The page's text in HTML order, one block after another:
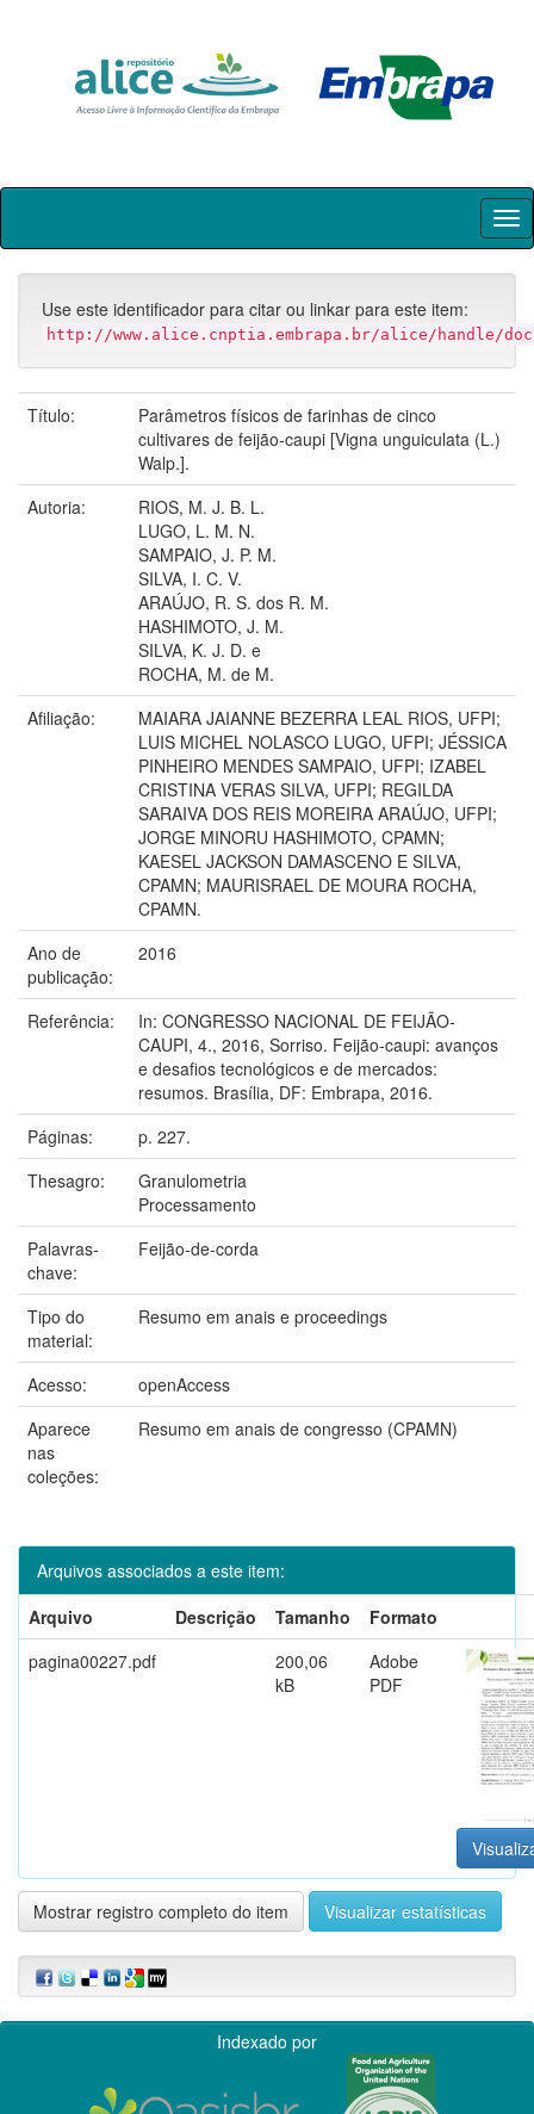
Skip
Use este identificador para citar ou linkar para este item:
http://www.alice.cnptia.embrapa.br/alice/handle/doc/
Título:
Parâmetros físicos de farinhas de cinco
cultivares de feijão-caupi [Vigna unguiculata (L.)
Walp.].
Autoria:
RIOS, M. J. B. L.
LUGO, L. M. N.
SAMPAIO, J. P. M.
SILVA, I. C. V.
ARAÚJO, R. S. dos R. M.
HASHIMOTO, J. M.
SILVA, K. J. D. e
ROCHA, M. de M.
Afiliação:
MAIARA JAIANNE BEZERRA LEAL RIOS, UFPI;
LUIS MICHEL NOLASCO LUGO, UFPI; JÉSSICA
PINHEIRO MENDES SAMPAIO, UFPI; IZABEL
CRISTINA VERAS SILVA, UFPI; REGILDA
SARAIVA DOS REIS MOREIRA ARAÚJO, UFPI;
JORGE MINORU HASHIMOTO, CPAMN;
KAESEL JACKSON DAMASCENO E SILVA,
CPAMN; MAURISRAEL DE MOURA ROCHA,
CPAMN.
Ano de
publicação:
2016
Referência:
In: CONGRESSO NACIONAL DE FEIJÃO-
CAUPI, 4., 2016, Sorriso. Feijão-caupi: avanços
e desafios tecnológicos e de mercados:
resumos. Brasília, DF: Embrapa, 2016.
Páginas:
p. 227.
Thesagro:
Granulometria
Processamento
Palavras-
chave:
Feijão-de-corda
Tipo do
material:
Resumo em anais e proceedings
Acesso:
openAccess
Aparece
nas
coleções:
Resumo em anais de congresso (CPAMN)
Arquivos associados a este item:
Arquivo
Descrição Tamanho
Formato
pagina00227.pdf
200,06
kB
Adobe
PDF
Mostrar registro completo do item Visualizar estatísticas
Indexado por